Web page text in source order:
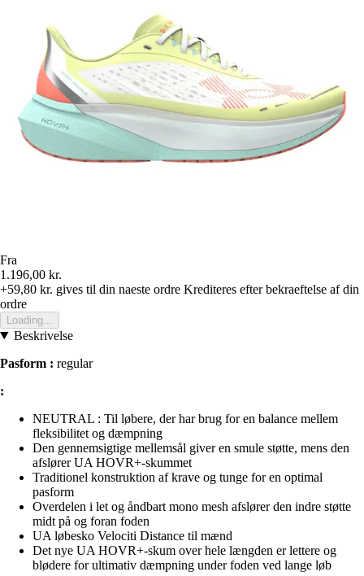
Fra
1.196,00 kr.
+59,80 kr. gives til din naeste ordre Krediteres efter bekraeftelse af din
ordre
Loading...
Beskrivelse
Pasform : regular
:
NEUTRAL : Til løbere, der har brug for en balance mellem
fleksibilitet og dæmpning
Den gennemsigtige mellemsål giver en smule støtte, mens den
afslører UA HOVR+-skummet
Traditionel konstruktion af krave og tunge for en optimal
pasform
Overdelen i let og åndbart mono mesh afslører den indre støtte
midt på og foran foden
UA løbesko Velociti Distance til mænd
Det nye UA HOVR+-skum over hele længden er lettere og
blødere for ultimativ dæmpning under foden ved lange løb